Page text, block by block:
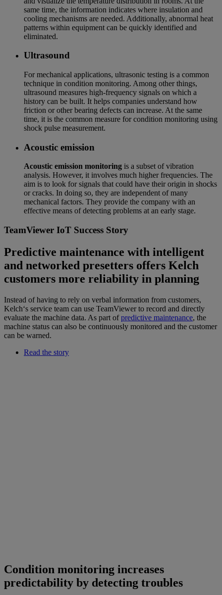
same time, the information indicates where insulation and
cooling mechanisms are needed. Additionally, abnormal heat
patterns within equipment can be quickly identified and
eliminated.
Ultrasound
For mechanical applications, ultrasonic testing is a common
technique in condition monitoring. Among other things,
ultrasound measures high-frequency signals on which a
history can be built. It helps companies understand how
friction or other bearing defects can increase. At the same
time, it is the common measure for condition monitoring using
shock pulse measurement.
Acoustic emission
Acoustic emission monitoring is a subset of vibration
analysis. However, it involves much higher frequencies. The
aim is to look for signals that could have their origin in shocks
or cracks. In doing so, they are independent of many
mechanical factors. They provide the company with an
effective means of detecting problems at an early stage.
TeamViewer IoT Success Story
Predictive maintenance with intelligent
and networked presetters offers Kelch
customers more reliability in planning
Instead of having to rely on verbal information from customers,
Kelch‘s service team can use TeamViewer to record and directly
evaluate the machine data. As part ofpredictive maintenance, the
machine status can also be continuously monitored and the customer
can be warned.
Read the story
Condition monitoring increases
predictability by detecting troubles